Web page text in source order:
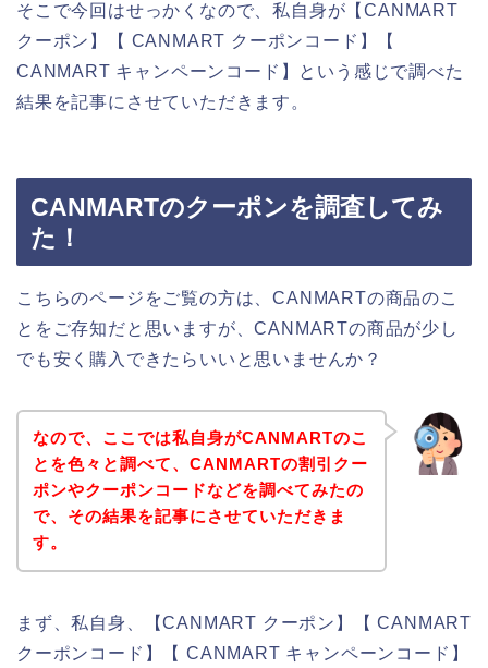
そこで今回はせっかくなので、私自身が【CANMART
クーポン】【 CANMART クーポンコード】【
CANMART キャンペーンコード】という感じで調べた
結果を記事にさせていただきます。
CANMARTのクーポンを調査してみ
た！
こちらのページをご覧の方は、CANMARTの商品のこ
とをご存知だと思いますが、CANMARTの商品が少し
でも安く購入できたらいいと思いませんか？
なので、ここでは私自身がCANMARTのこ
とを色々と調べて、CANMARTの割引クー
ポンやクーポンコードなどを調べてみたの
で、その結果を記事にさせていただきま
す。
まず、私自身、【CANMART クーポン】【 CANMART
クーポンコード】【 CANMART キャンペーンコード】